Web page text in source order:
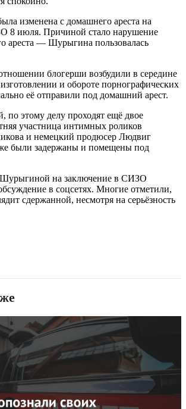
изменена с домашнего ареста на
8 июля. Причиной стало нарушение
ареста — Шурыгина пользовалась
блогерши возбудили в середине
и обороте порнографических
её отправили под домашний арест.
этому делу проходят ещё двое
участница интимных роликов
и немецкий продюсер Людвиг
были задержаны и помещены под
Шурыгиной на заключение в СИЗО
в соцсетях. Многие отметили,
сдержанной, несмотря на серьёзность